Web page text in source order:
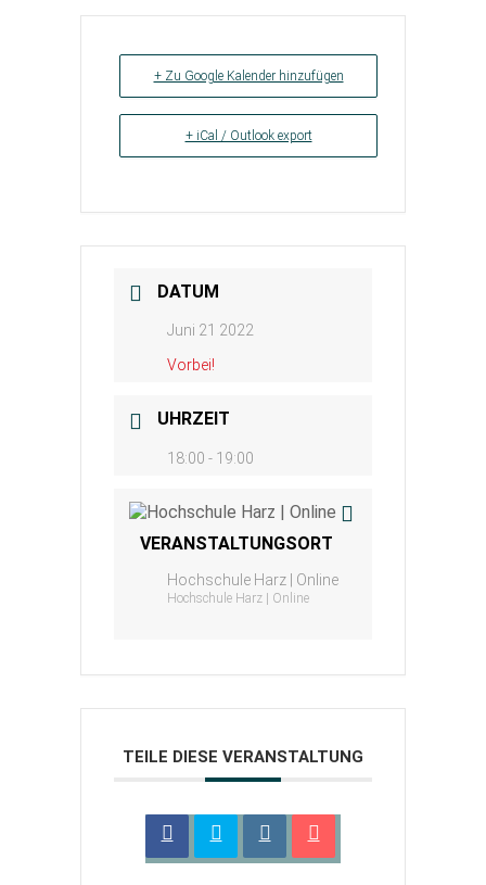
+ Zu Google Kalender hinzufügen
+ iCal / Outlook export
DATUM
Juni 21 2022
Vorbei!
UHRZEIT
18:00 - 19:00
VERANSTALTUNGSORT
Hochschule Harz | Online
Hochschule Harz | Online
TEILE DIESE VERANSTALTUNG